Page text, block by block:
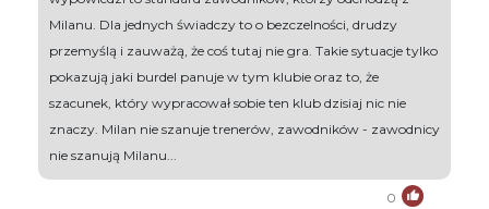
Milanu. Dla jednych świadczy to o bezczelności, drudzy
przemyślą i zauważą, że coś tutaj nie gra. Takie sytuacje tylko
pokazują jaki burdel panuje w tym klubie oraz to, że
szacunek, który wypracował sobie ten klub dzisiaj nic nie
znaczy. Milan nie szanuje trenerów, zawodników - zawodnicy
nie szanują Milanu...
0